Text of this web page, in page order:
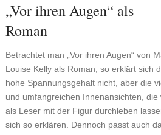
„Vor ihren Augen“ als
Roman
Betrachtet man „Vor ihren Augen“ von
Louise Kelly als Roman, so erklärt sich
hohe Spannungsgehalt nicht, aber die
und umfangreichen Innenansichten, die
als Leser mit der Figur durchleben
sich so erklären. Dennoch passt auch